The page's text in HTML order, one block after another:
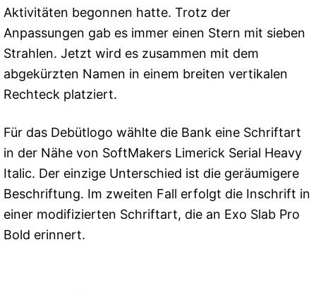
Aktivitäten begonnen hatte. Trotz der
Anpassungen gab es immer einen Stern mit sieben
Strahlen. Jetzt wird es zusammen mit dem
abgekürzten Namen in einem breiten vertikalen
Rechteck platziert.
Für das Debütlogo wählte die Bank eine Schriftart
in der Nähe von SoftMakers Limerick Serial Heavy
Italic. Der einzige Unterschied ist die geräumigere
Beschriftung. Im zweiten Fall erfolgt die Inschrift in
einer modifizierten Schriftart, die an Exo Slab Pro
Bold erinnert.